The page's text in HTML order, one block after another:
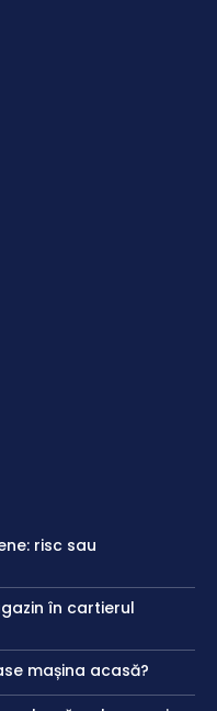
risc sau
în cartierul
mașina acasă?